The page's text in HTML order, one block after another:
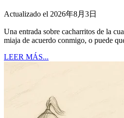
Actualizado el 2026年8月3日
Una entrada sobre cacharritos de la
miaja de acuerdo conmigo, o puede
LEER MÁS...